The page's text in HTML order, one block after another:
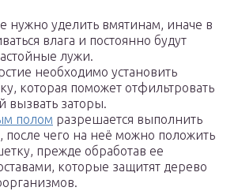
нужно уделить вмятинам, иначе в
влага и постоянно будут
лужи.
необходимо установить
которая поможет отфильтровать
вызвать заторы.
полом разрешается выполнить
после чего на неё можно положить
прежде обработав ее
которые защитят дерево